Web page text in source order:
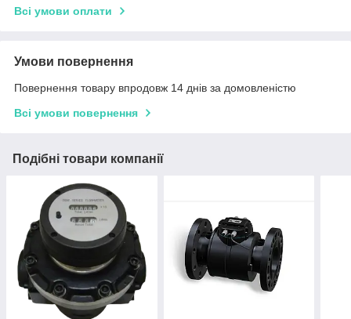
Всі умови оплати
Умови повернення
Повернення товару впродовж 14 днів за домовленістю
Всі умови повернення
Подібні товари компанії